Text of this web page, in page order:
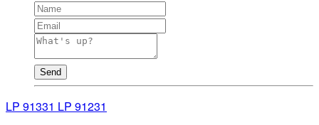
Send
LP 91331 LP 91231